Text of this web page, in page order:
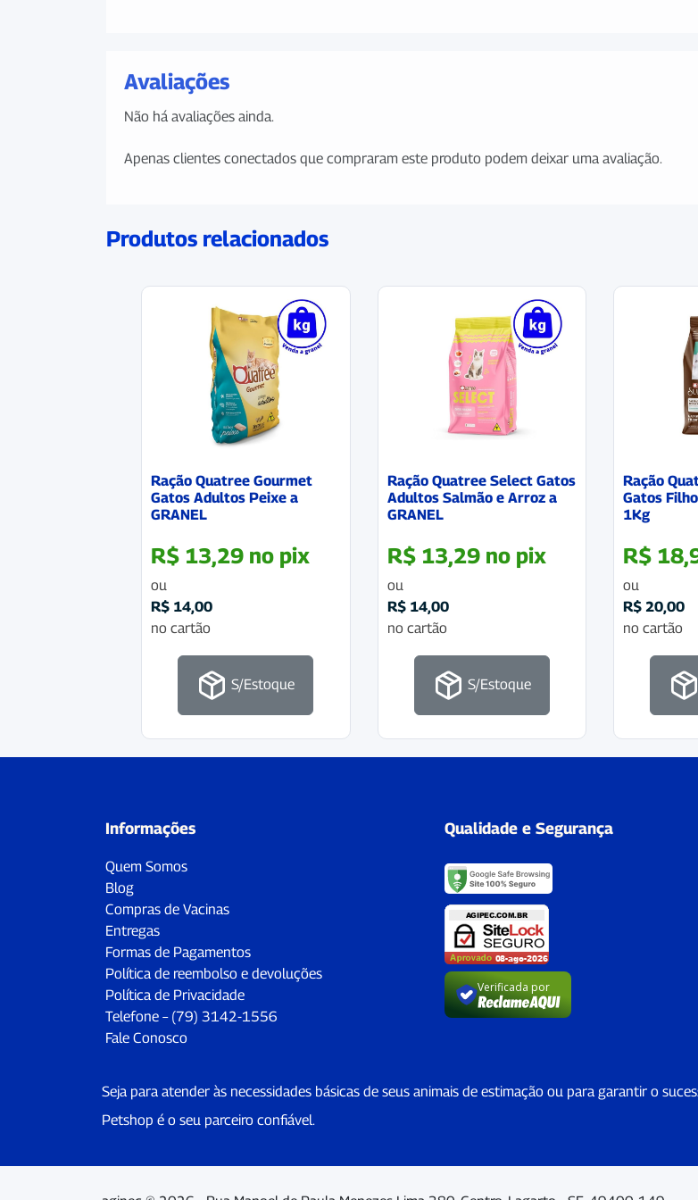
Avaliações
Não há avaliações ainda.
Apenas clientes conectados que compraram este produto podem deixar uma avaliação.
Produtos relacionados
Ração Quatree Gourmet
Gatos Adultos Peixe a
GRANEL
R$ 13,29 no pix
ou
R$ 14,00
no cartão
S/Estoque
Ração Quatree Select Gatos
Adultos Salmão e Arroz a
GRANEL
R$13,29 no pix
ou
R$14,00
no cartão
S/Estoque
Ração
Gatos
1Kg
R$
ou
R$ 20,00
no cartão
Informações
Quem Somos
Blog
Compras de Vacinas
Entregas
Formas de Pagamentos
Política de reembolso e devoluções
Política de Privacidade
Telefone – (79) 3142-1556
Fale Conosco
Qualidade e Segurança
Verificada por
Seja para atender às necessidades básicas de seus animais de estimação ou para garantir o
Petshop é o seu parceiro confiável.